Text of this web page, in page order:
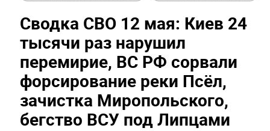
Сводка СВО 12 мая: Киев 24
тысячи раз нарушил
перемирие, ВС РФ сорвали
форсирование реки Псёл,
зачистка Миропольского,
бегство ВСУ под Липцами